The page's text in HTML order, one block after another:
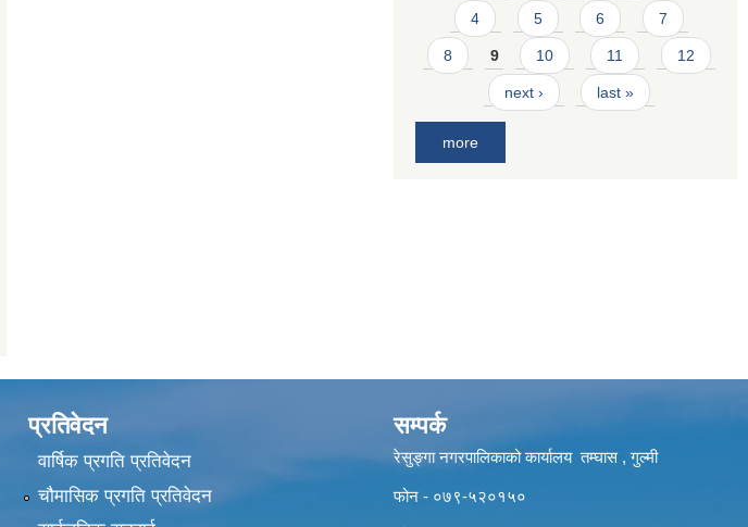
4 5 6 7
8 9 10 11 12
next › last »
more
प्रतिवेदन
वार्षिक प्रगति प्रतिवेदन
चौमासिक प्रगति प्रतिवेदन
सम्पर्क
रेसुङ्गा नगरपालिकाको कार्यालय तम्घास , गुल्मी
फोन - ०७९-५२०१५०